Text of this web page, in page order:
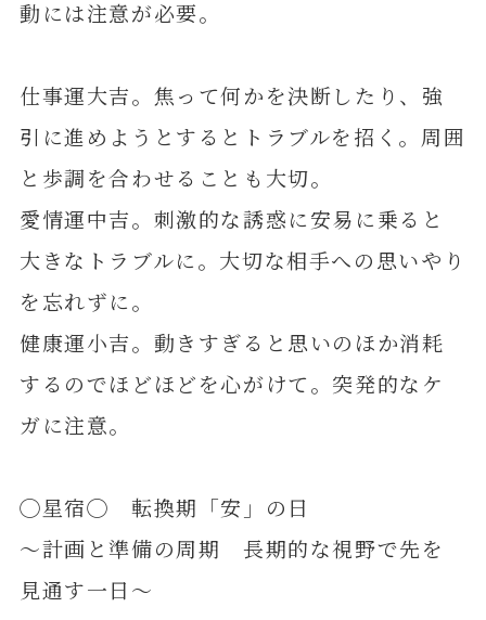
動には注意が必要。
仕事運大吉。焦って何かを決断したり、強
引に進めようとするとトラブルを招く。周囲
と歩調を合わせることも大切。
愛情運中吉。刺激的な誘惑に安易に乗ると
大きなトラブルに。大切な相手への思いやり
を忘れずに。
健康運小吉。動きすぎると思いのほか消耗
するのでほどほどを心がけて。突発的なケ
ガに注意。
◯星宿◯ 転換期「安」の日
～計画と準備の周期 長期的な視野で先を
見通す一日～